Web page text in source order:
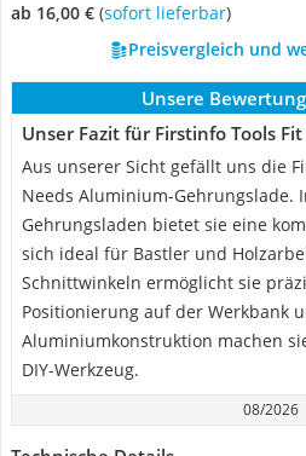
ab 16,00 € ( Sofort lieferbar)
Preisvergleich und
Unsere
Unser Fazit für Firstinfo Tools
Aus unserer Sicht gefällt uns die
Needs Aluminium-Gehrungslade.
Gehrungsladen bietet sie eine
sich ideal für Bastler und
Schnittwinkeln ermöglicht sie
Positionierung auf der Werkbank
Aluminiumkonstruktion machen
DIY-Werkzeug.
08/2026